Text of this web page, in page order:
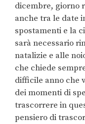
dicembre, giorno
anche tra le date
spostamenti e la
sarà necessario
natalizie e alle
che chiede
difficile anno che
dei momenti di
trascorrere in
pensiero di